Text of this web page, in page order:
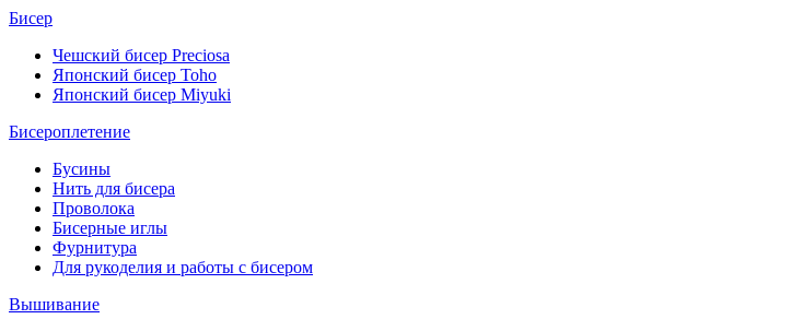
Бисер
Чешский бисер Preciosa
Японский бисер Toho
Японский бисер Miyuki
Бисероплетение
Бусины
Нить для бисера
Проволока
Бисерные иглы
Фурнитура
Для рукоделия и работы с бисером
Вышивание